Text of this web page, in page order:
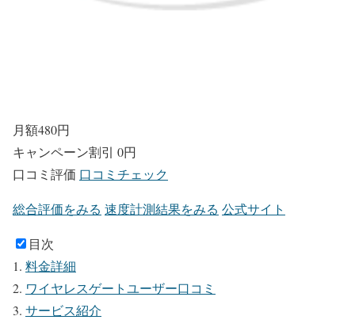
月額480円
キャンペーン割引 0円
口コミ評価 口コミチェック
総合評価をみる 速度計測結果をみる 公式サイト
目次
料金詳細
ワイヤレスゲートユーザー口コミ
サービス紹介